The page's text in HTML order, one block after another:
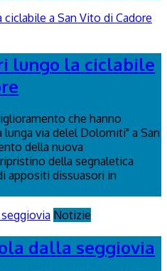
lungo la ciclabile
che hanno
via delel Dolomiti" a San
della nuova
della segnaletica
appositi dissuasori in
Notizie
dalla seggiovia